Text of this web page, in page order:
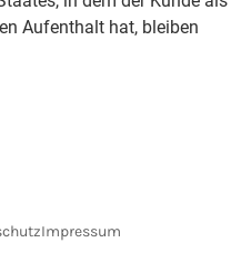
Aufenthalt hat, bleiben
Impressum